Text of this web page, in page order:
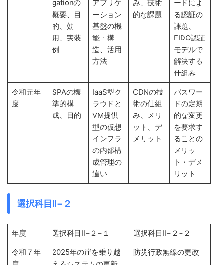
gationの
概要、目
的、効
用、実装
例
アプリケ
ーション
基盤の機
能・構
造、活用
方法
み、技術
的な課題
ードによ
る認証の
課題、
FIDO認証
モデルで
解決する
仕組み
令和元年
度
SPAの標
準的構
成、目的
IaaS型ク
ラウドと
VM提供
型の仮想
インフラ
の内部構
成管理の
違い
CDNの技
術の仕組
み、メリ
ット、デ
メリット
パスワー
ドの定期
的な変更
を要求す
ることの
メリッ
ト・デメ
リット
選択科目Ⅱ−２
年度 選択科目Ⅱ−２−１ 選択科目Ⅱ−２−２
令和７年
2025年の崖を乗り越
防災行政無線の更改